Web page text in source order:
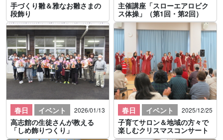
手づくり雛＆雅なお雛さまの
段飾り
主催講座「スローエアロビク
ス体操」（第1回・第2回）
春日 イベント 2026/01/13
高志館の生徒さんが教える
「しめ飾りつくり」
春日 イベント 2025/12/25
子育てサロン＆地域の方々で
楽しむクリスマスコンサート